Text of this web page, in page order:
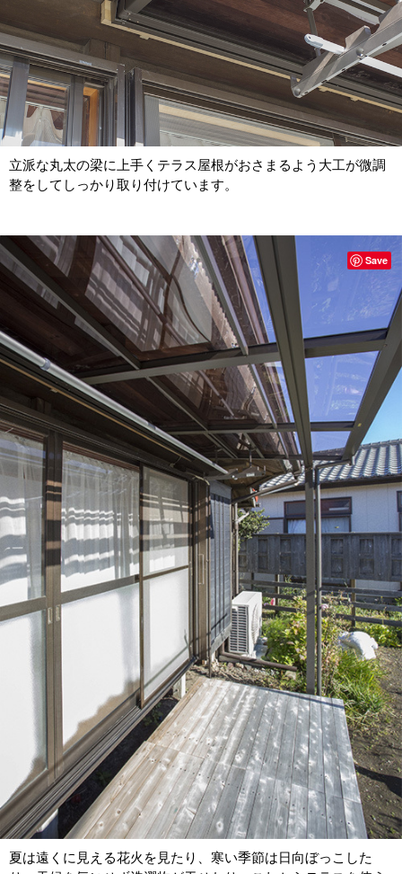
立派な丸太の梁に上手くテラス屋根がおさまるよう大工が微調
整をしてしっかり取り付けています。
夏は遠くに見える花火を見たり、寒い季節は日向ぼっこした
Save